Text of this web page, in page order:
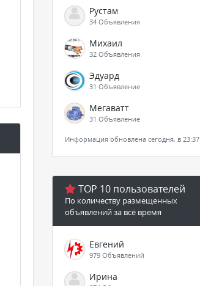
Рустам
34 Объявления
Михаил
32 Объявления
Эдуард
31 Объявление
Мегаватт
31 Объявление
Информация обновлена сегодня, в 23:37
TOP 10 пользователей
По количеству размещенных
объявлений за всё время
Евгений
979 Объявлений
Ирина